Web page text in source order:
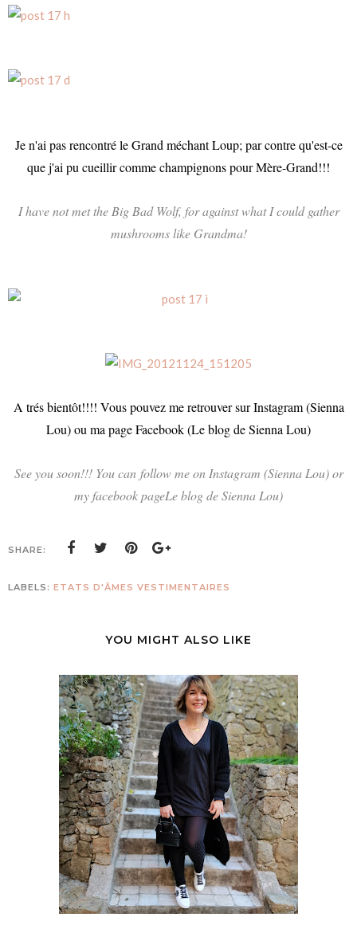
Je n'ai pas rencontré le Grand méchant Loup; par contre qu'est-ce
que j'ai pu cueillir comme champignons pour Mère-Grand!!!
I have not met the Big Bad Wolf, foragainst what I could gather
mushrooms like Grandma!
A trés bientôt!!!! Vous pouvez me retrouver sur Instagram (Sienna
Lou) ou ma page Facebook (Le blog de Sienna Lou)
See you soon!!! You can follow me on Instagram (Sienna Lou) or
my facebook pageLe blog de Sienna Lou)
SHARE:
LABELS: ETATS D'ÂMES VESTIMENTAIRES
YOU MIGHT ALSO LIKE